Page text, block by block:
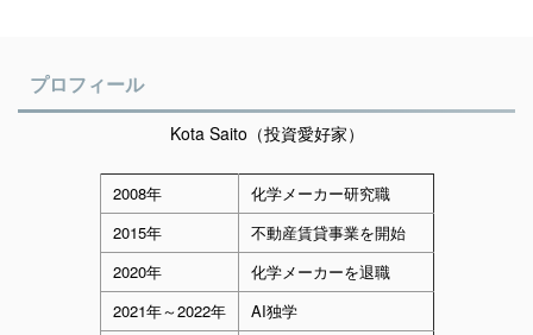
プロフィール
Kota Saito（投資愛好家）
2008年
化学メーカー研究職
2015年
不動産賃貸事業を開始
2020年
化学メーカーを退職
2021年～2022年
AI独学